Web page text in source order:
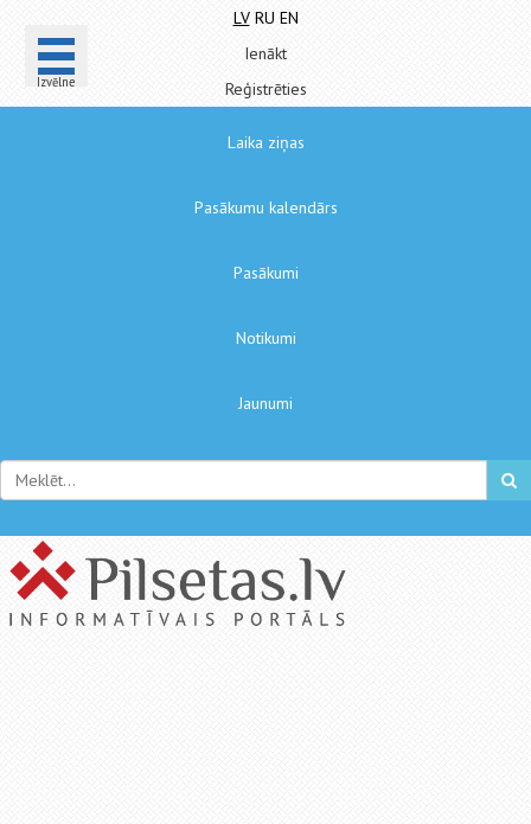
Izvēlne
LV RU EN
Ienākt
Reģistrēties
Laika ziņas
Pasākumu kalendārs
Pasākumi
Notikumi
Jaunumi